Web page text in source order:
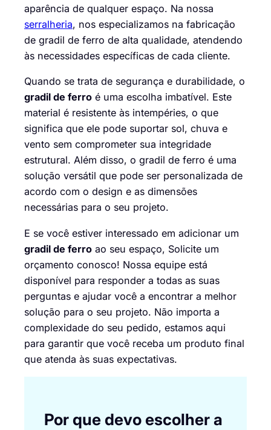
aparência de qualquer espaço. Na nossa
serralheria, nos especializamos na fabricação
de gradil de ferro de alta qualidade, atendendo
às necessidades específicas de cada cliente.
Quando se trata de segurança e durabilidade, o
gradil de ferro é uma escolha imbatível. Este
material é resistente às intempéries, o que
significa que ele pode suportar sol, chuva e
vento sem comprometer sua integridade
estrutural. Além disso, o gradil de ferro é uma
solução versátil que pode ser personalizada de
acordo com o design e as dimensões
necessárias para o seu projeto.
E se você estiver interessado em adicionar um
gradil de ferro ao seu espaço, Solicite um
orçamento conosco! Nossa equipe está
disponível para responder a todas as suas
perguntas e ajudar você a encontrar a melhor
solução para o seu projeto. Não importa a
complexidade do seu pedido, estamos aqui
para garantir que você receba um produto final
que atenda às suas expectativas.
Por que devo escolher a